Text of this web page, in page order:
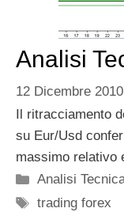
Analisi
12 Dicembre 2010
Il ritracciamento
su Eur/Usd
massimo relativo
Categorie
Analisi
Tag
trading forex